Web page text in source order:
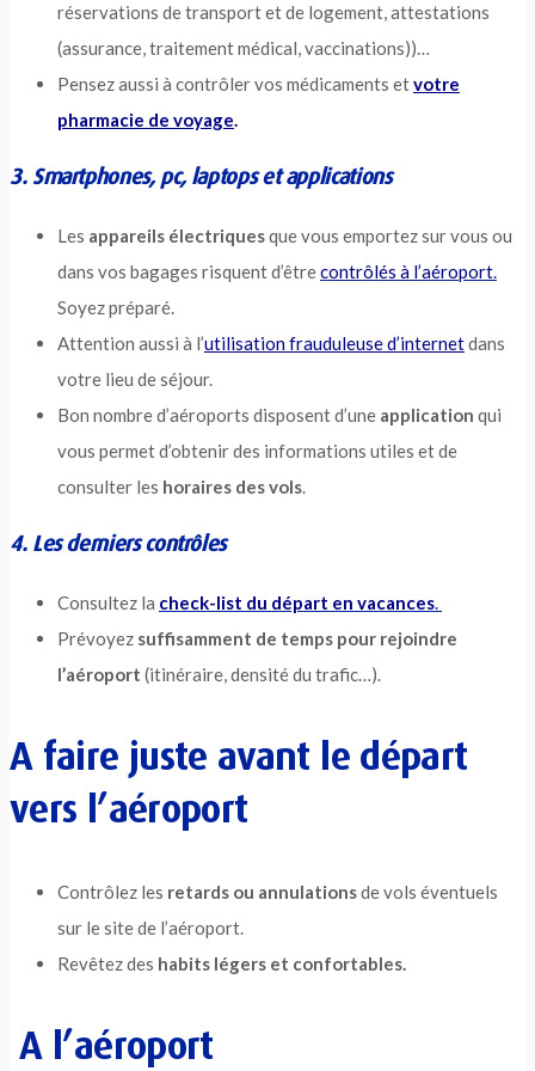
réservations de transport et de logement, attestations
(assurance, traitement médical, vaccinations))…
Pensez aussi à contrôler vos médicaments etvotre
pharmacie de voyage.
3. Smartphones, pc, laptops et applications
Les appareils électriquesque vous emportez sur vous ou
dans vos bagages risquent d’êtrecontrôlés à l’aéroport.
Soyez préparé.
Attention aussi à l’utilisation frauduleuse d’internetdans
votre lieu de séjour.
Bon nombre d’aéroports disposent d’une application qui
vous permet d’obtenir des informations utiles et de
consulter les horaires des vols.
4. Les derniers contrôles
Consultez la check-list du départ en vacances.
Prévoyez suffisamment de temps pour rejoindre
l’aéroport (itinéraire, densité du trafic…).
A faire juste avant le départ
vers l’aéroport
Contrôlez les retards ou annulationsde vols éventuels
sur le site de l’aéroport.
Revêtez des habits légers et confortables.
A l’aéroport